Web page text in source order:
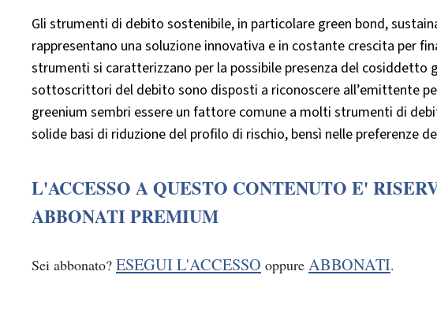
Gli strumenti di debito sostenibile, in particolare green bond,
rappresentano una soluzione innovativa e in costante crescita per
strumenti si caratterizzano per la possibile presenza del cosiddetto
sottoscrittori del debito sono disposti a riconoscere all’emittente
greenium sembri essere un fattore comune a molti strumenti di
solide basi di riduzione del profilo di rischio, bensì nelle preferenze
L'ACCESSO A QUESTO CONTENUTO E'
ABBONATI PREMIUM
Sei abbonato? ESEGUI L'ACCESSO oppure ABBONATI.